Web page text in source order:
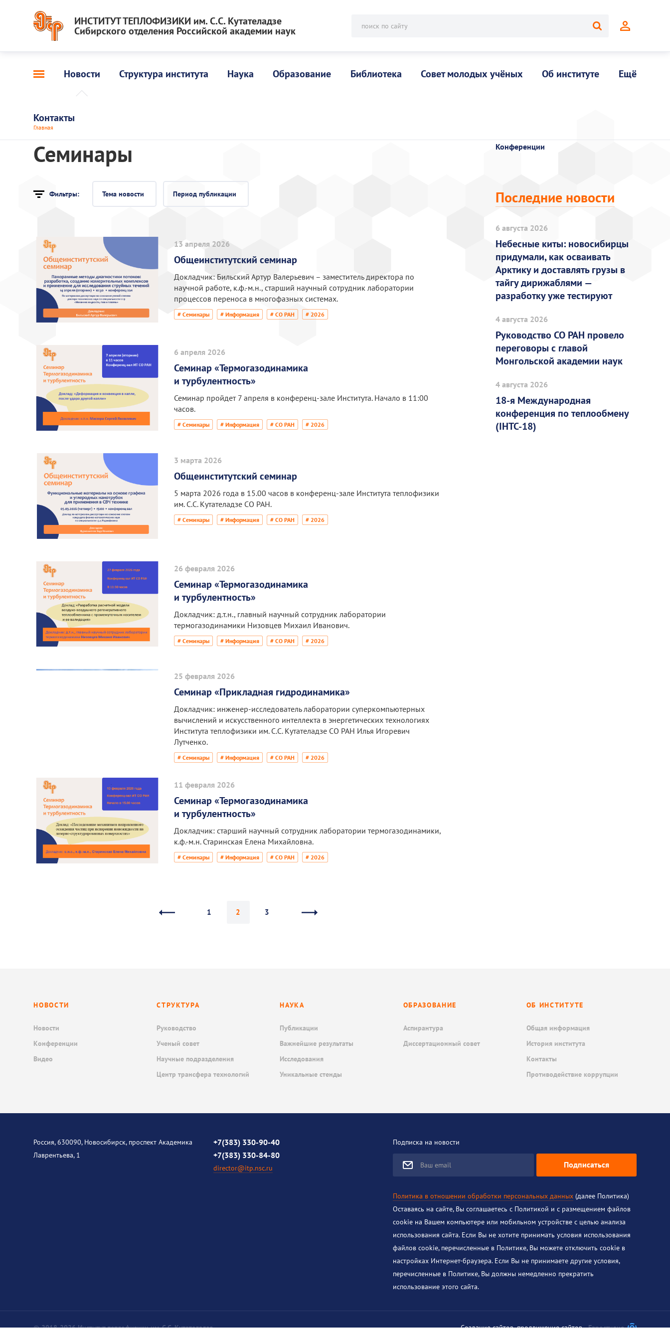
ИНСТИТУТ ТЕПЛОФИЗИКИ им. С.С. Кутателадзе
Сибирского отделения Российской академии наук поиск по сайту
Новости Структура института Наука Образование Библиотека Совет молодых учёных Об институте Ещё
Контакты
Главная
Семинары
Фильтры: Тема новости Период публикации
13 апреля 2026
Общеинститутский семинар
Докладчик: Бильский Артур Валерьевич – заместитель директора по
научной работе, к.ф.-м.н., старший научный сотрудник лаборатории
процессов переноса в многофазных системах.
# Семинары # Информация # СО РАН # 2026
6 апреля 2026
Семинар «Термогазодинамика
и турбулентность»
Семинар пройдет 7 апреля в конференц-зале Института. Начало в 11:00
часов.
# Семинары # Информация # СО РАН # 2026
3 марта 2026
Общеинститутский семинар
5 марта 2026 года в 15.00 часов в конференц-зале Института теплофизики
им. С.С. Кутателадзе СО РАН.
# Семинары # Информация # СО РАН # 2026
26 февраля 2026
Семинар «Термогазодинамика
и турбулентность»
Докладчик: д.т.н., главный научный сотрудник лаборатории
термогазодинамики Низовцев Михаил Иванович.
# Семинары # Информация # СО РАН # 2026
25 февраля 2026
Семинар «Прикладная гидродинамика»
Докладчик: инженер-исследователь лаборатории суперкомпьютерных
вычислений и искусственного интеллекта в энергетических технологиях
Института теплофизики им. С.С. Кутателадзе СО РАН Илья Игоревич
Лутченко.
# Семинары # Информация # СО РАН # 2026
11 февраля 2026
Семинар «Термогазодинамика
и турбулентность»
Докладчик: старший научный сотрудник лаборатории термогазодинамики,
к.ф.-м.н. Старинская Елена Михайловна.
# Семинары # Информация # СО РАН # 2026
1 2 3
Конференции
Последние новости
6 августа 2026
Небесные киты: новосибирцы
придумали, как осваивать
Арктику и доставлять грузы в
тайгу дирижаблями —
разработку уже тестируют
4 августа 2026
Руководство СО РАН провело
переговоры с главой
Монгольской академии наук
4 августа 2026
18-я Международная
конференция по теплообмену
(IHTC-18)
НОВОСТИ
Новости
Конференции
Видео
СТРУКТУРА
Руководство
Ученый совет
Научные подразделения
Центр трансфера технологий
НАУКА
Публикации
Важнейшие результаты
Исследования
Уникальные стенды
ОБРАЗОВАНИЕ
Аспирантура
Диссертационный совет
ОБ ИНСТИТУТЕ
Общая информация
История института
Контакты
Противодействие коррупции
Россия, 630090, Новосибирск, проспект Академика
Лаврентьева, 1
+7(383) 330-90-40
+7(383) 330-84-80
director@itp.nsc.ru
Подписка на новости
Ваш email Подписаться
Политика в отношении обработки персональных данных(далее Политика)
Оставаясь на сайте, Вы соглашаетесь с Политикой и с размещением файлов
cookie на Вашем компьютере или мобильном устройстве с целью анализа
использования сайта. Если Вы не хотите принимать условия использования
файлов cookie, перечисленные в Политике, Вы можете отключить cookie в
настройках Интернет-браузера. Если Вы не принимаете другие условия,
перечисленные в Политике, Вы должны немедленно прекратить
использование этого сайта.
© 2018-2026 Институт теплофизики им. С.С. Кутателадзе Создание сайтов,продвижение сайтовЕвростудио